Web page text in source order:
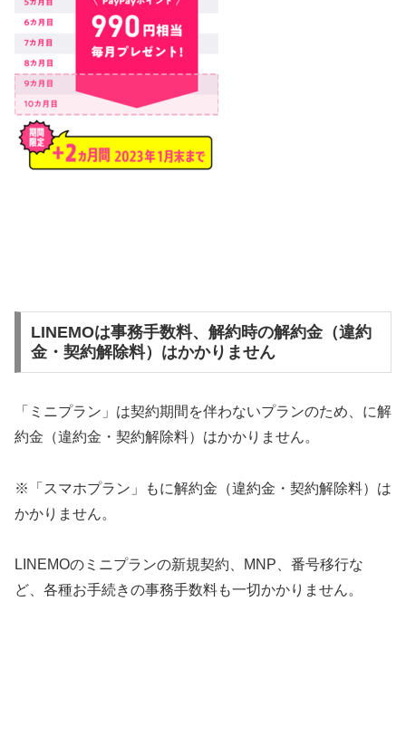
LINEMOは事務手数料、解約時の解約金（違約
金・契約解除料）はかかりません
「ミニプラン」は契約期間を伴わないプランのため、に解
約金（違約金・契約解除料）はかかりません。
※「スマホプラン」もに解約金（違約金・契約解除料）は
かかりません。
LINEMOのミニプランの新規契約、MNP、番号移行な
ど、各種お手続きの事務手数料も一切かかりません。